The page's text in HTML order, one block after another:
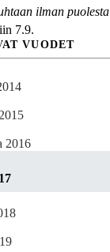
ilman puolesta
7.9.
VUODET
2016